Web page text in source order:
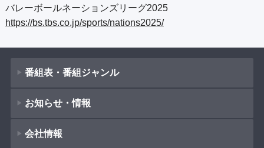
バレーボールネーションズリーグ2025
https://bs.tbs.co.jp/sports/nations2025/
番組表・番組ジャンル
番組表
番組ジャンル
お知らせ・情報
新着情報
会社情報